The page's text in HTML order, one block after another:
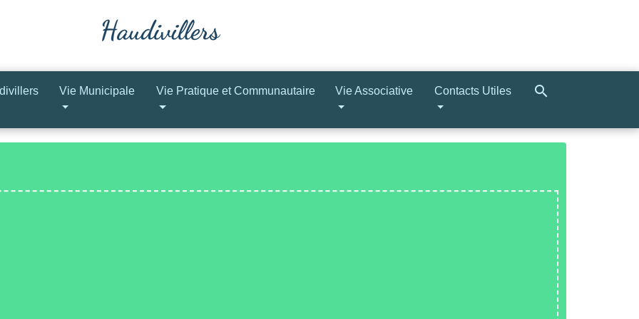
Vie Municipale Vie Pratique et Communautaire Vie Associative Contacts Utiles search